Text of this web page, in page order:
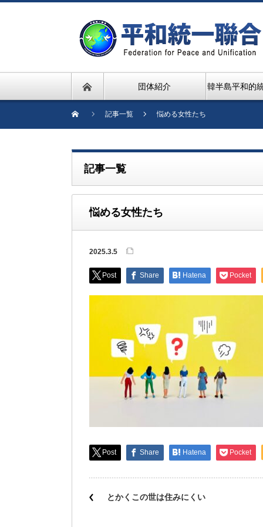
団体紹介 韓半島平和的
記事一覧 悩める女性たち
記事一覧
悩める女性たち
2025.3.5
Post Share Hatena Pocket
Post Share Hatena Pocket
とかくこの世は住みにくい